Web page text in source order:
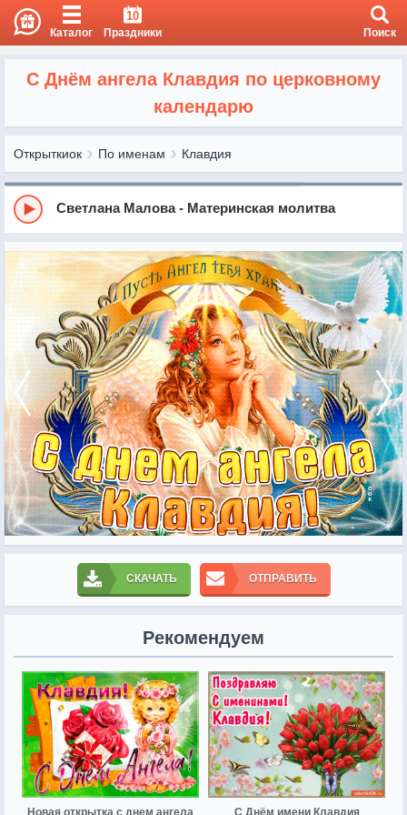
Каталог
10
Праздники Поиск
С Днём ангела Клавдия по церковному
календарю
Открыткиок По именам Клавдия
Светлана Малова - Материнская молитва
СКАЧАТЬ ОТПРАВИТЬ
Рекомендуем
Новая открытка с днем ангела С Днём имени Клавдия